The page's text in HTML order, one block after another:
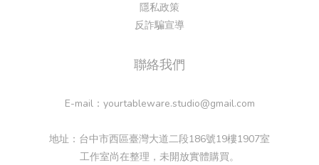
隱私政策
反詐騙宣導
聯絡我們
E-mail：yourtableware.studio@gmail.com
地址：台中市西區臺灣大道二段186號19樓1907室
工作室尚在整理，未開放實體購買。